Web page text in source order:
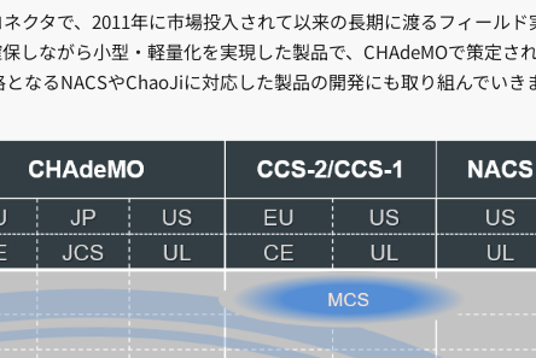
クタで、2011年に市場投入されて以来の長期に渡るフィール
しながら小型・軽量化を実現した製品で、CHAdeMOで策定
なるNACSやChaoJiに対応した製品の開発にも取り組んでいき